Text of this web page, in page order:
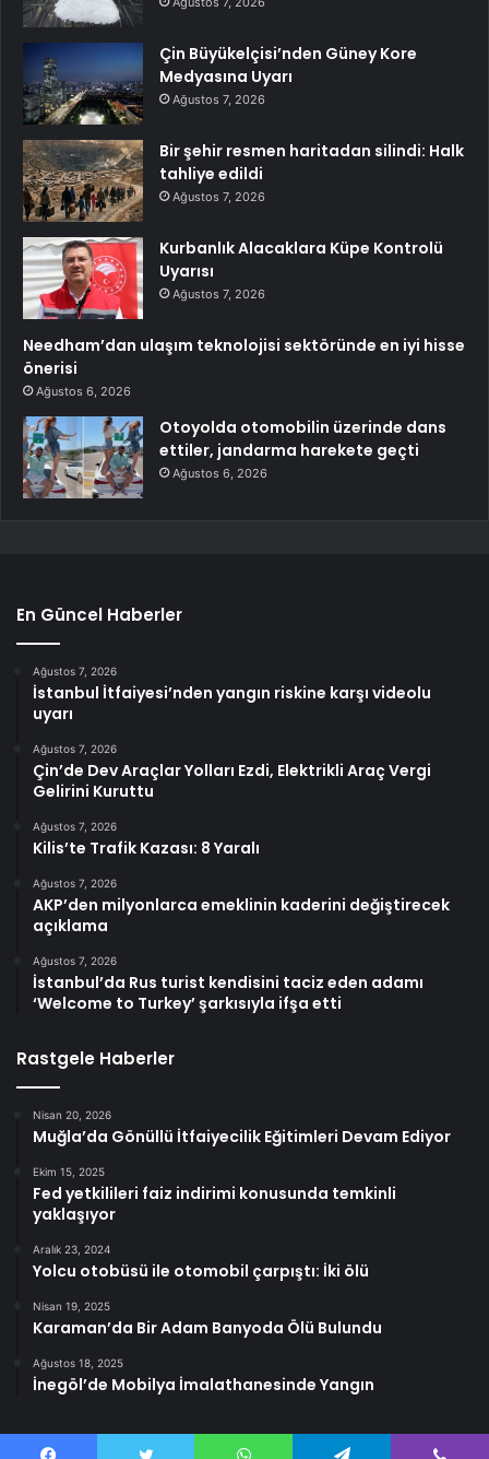
Çin Büyükelçisi’nden Güney Kore
Medyasına Uyarı
Ağustos 7, 2026
Bir şehir resmen haritadan silindi: Halk
tahliye edildi
Ağustos 7, 2026
Kurbanlık Alacaklara Küpe Kontrolü
Uyarısı
Ağustos 7, 2026
Needham’dan ulaşım teknolojisi sektöründe en iyi hisse
önerisi
Ağustos 6, 2026
Otoyolda otomobilin üzerinde dans
ettiler, jandarma harekete geçti
Ağustos 6, 2026
En Güncel Haberler
Ağustos 7, 2026
İstanbul İtfaiyesi’nden yangın riskine karşı videolu
uyarı
Ağustos 7, 2026
Çin’de Dev Araçlar Yolları Ezdi, Elektrikli Araç Vergi
Gelirini Kuruttu
Ağustos 7, 2026
Kilis’te Trafik Kazası: 8 Yaralı
Ağustos 7, 2026
AKP’den milyonlarca emeklinin kaderini değiştirecek
açıklama
Ağustos 7, 2026
İstanbul’da Rus turist kendisini taciz eden adamı
‘Welcome to Turkey’ şarkısıyla ifşa etti
Rastgele Haberler
Nisan 20, 2026
Muğla’da Gönüllü İtfaiyecilik Eğitimleri Devam Ediyor
Ekim 15, 2025
Fed yetkilileri faiz indirimi konusunda temkinli
yaklaşıyor
Aralık 23, 2024
Yolcu otobüsü ile otomobil çarpıştı: İki ölü
Nisan 19, 2025
Karaman’da Bir Adam Banyoda Ölü Bulundu
Ağustos 18, 2025
İnegöl’de Mobilya İmalathanesinde Yangın